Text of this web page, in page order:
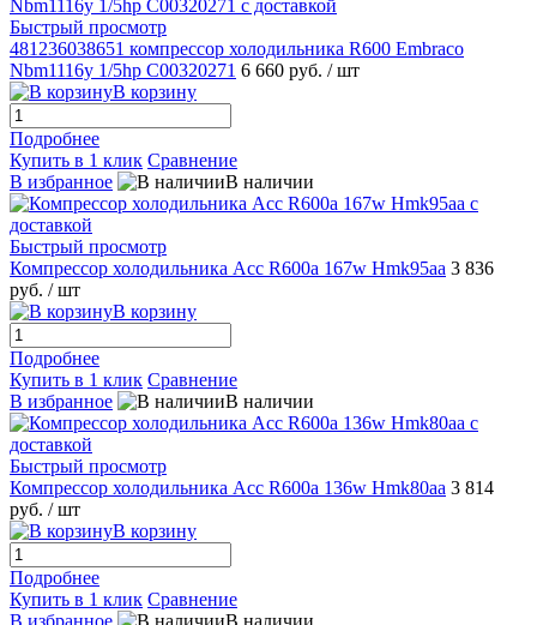
Быстрый просмотр
481236038651 компрессор холодильника R600 Embraco
Nbm1116y 1/5hp C00320271 6 660 руб. / шт
В корзину
Подробнее
Купить в 1 клик Сравнение
В избранное
В наличии
Быстрый просмотр
Компрессор холодильника Acc R600a 167w Hmk95aa 3 836
руб. / шт
В корзину
Подробнее
Купить в 1 клик Сравнение
В избранное
В наличии
Быстрый просмотр
Компрессор холодильника Acc R600a 136w Hmk80aa 3 814
руб. / шт
В корзину
Подробнее
Купить в 1 клик Сравнение
В избранное
В наличии